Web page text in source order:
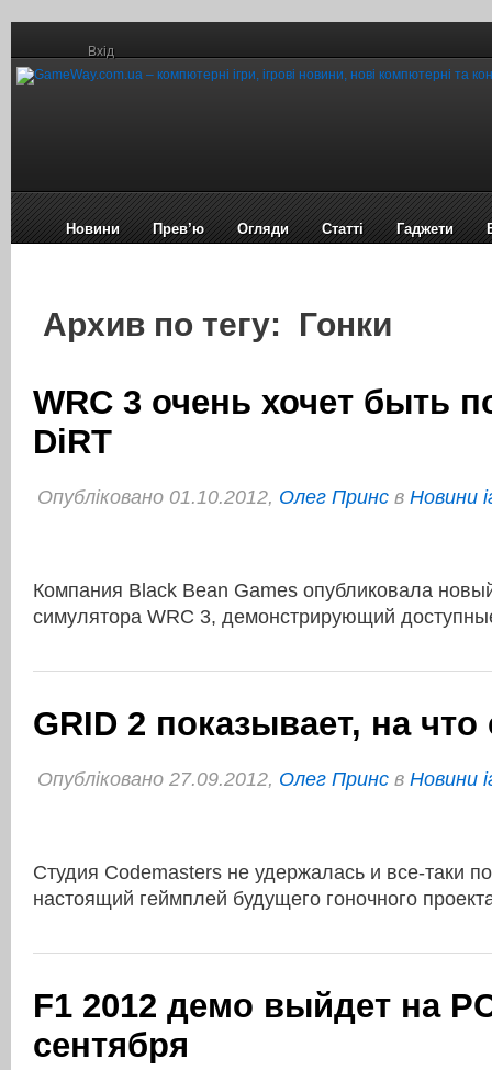
Вхід
Новини Прев’ю Огляди Статті Гаджети
Архив по тегу: Гонки
WRC 3 очень хочет быть
DiRT
Опубліковано 01.10.2012, Олег Принс в Новини
Компания Black Bean Games опубликовала
симулятора WRC 3, демонстрирующий
GRID 2 показывает, на
Опубліковано 27.09.2012, Олег Принс в Новини
Студия Codemasters не удержалась и все-таки
настоящий геймплей будущего гоночного
F1 2012 демо выйдет на
сентября